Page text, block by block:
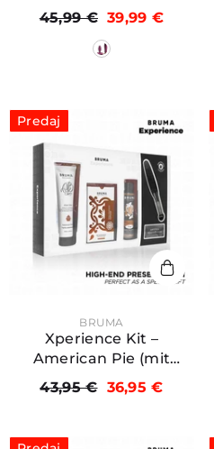
45,99 € 39,99 €
Predaj
BRUMA
Xperience Kit –
American Pie (mit
Orgasmus-Booster)
43,95 € 36,95 €